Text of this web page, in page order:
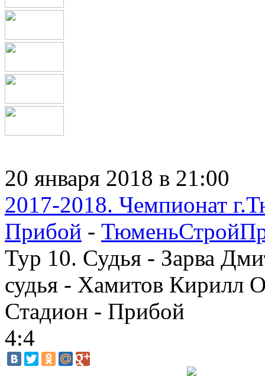
20 января 2018 в 21:00
2017-2018. Чемпионат
Прибой -
Тур 10. Судья - Зарва
судья - Хамитов Кирилл
Стадион - Прибой
4:4